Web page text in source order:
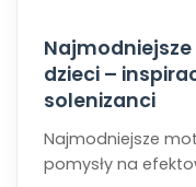
dzieci –
solenizanci
Najmodniejsze
pomysły na